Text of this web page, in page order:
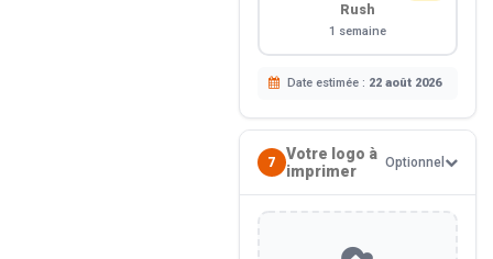
Rush
1 semaine
Date estimée : 22 août 2026
7
Votre logo à
imprimer
Optionnel